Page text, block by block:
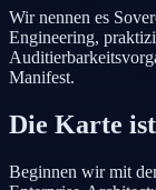
Wir nennen es
Engineering,
Manifest.
Die Karte ist
Beginnen wir mit